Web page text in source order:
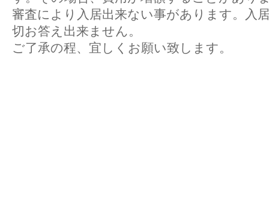
審査により入居出来ない事があります。入
切お答え出来ません。
ご了承の程、宜しくお願い致します。